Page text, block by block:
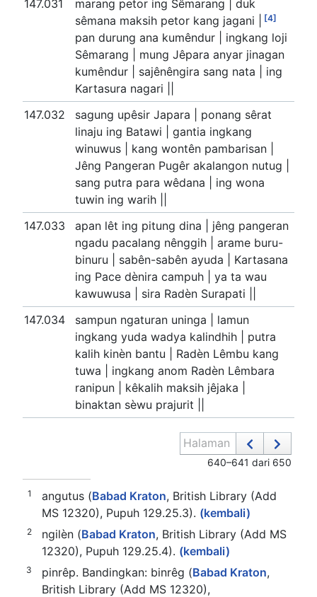
147.031
marang petor ing Sêmarang | duk
sêmana maksih petor kang jagani |
[4]
pan durung ana kumêndur | ingkang loji
Sêmarang | mung Jêpara anyar jinagan
kumêndur | sajênêngira sang nata | ing
Kartasura nagari ||
147.032
sagung upêsir Japara | ponang sêrat
linaju ing Batawi | gantia ingkang
winuwus | kang wontên pambarisan |
Jêng Pangeran Pugêr akalangon nutug |
sang putra para wêdana | ing wona
tuwin ing warih ||
147.033
apan lêt ing pitung dina | jêng pangeran
ngadu pacalang nênggih | arame buru-
binuru | sabên-sabên ayuda | Kartasana
ing Pace dènira campuh | ya ta wau
kawuwusa | sira Radèn Surapati ||
147.034
sampun ngaturan uninga | lamun
ingkang yuda wadya kalindhih | putra
kalih kinèn bantu | Radèn Lêmbu kang
tuwa | ingkang anom Radèn Lêmbara
ranipun | kêkalih maksih jêjaka |
binaktan sèwu prajurit ||
Halaman
640–641 dari 650
1 angutus (Babad Kraton, British Library (Add
MS 12320), Pupuh 129.25.3). (kembali)
2 ngilèn (Babad Kraton, British Library (Add MS
12320), Pupuh 129.25.4). (kembali)
3 pinrêp. Bandingkan: binrêg (Babad Kraton,
British Library (Add MS 12320),